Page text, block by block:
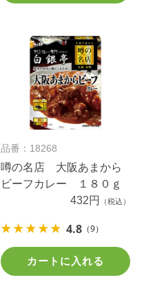
品番：18268
噂の名店 大阪あまから
ビーフカレー １８０ｇ
432円
（税込）
4.8 （9）
カートに入れる